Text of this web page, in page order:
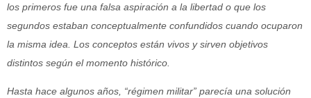
los primeros fue una falsa aspiración a la libertad o que los
segundos estaban conceptualmente confundidos cuando ocuparon
la misma idea. Los conceptos están vivos y sirven objetivos
distintos según el momento histórico.
Hasta hace algunos años, “régimen militar” parecía una solución